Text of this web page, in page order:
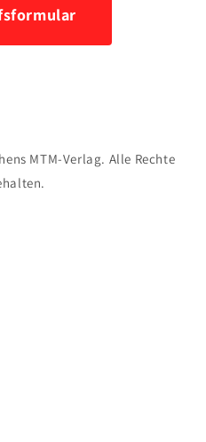
MTM-Verlag. Alle Rechte